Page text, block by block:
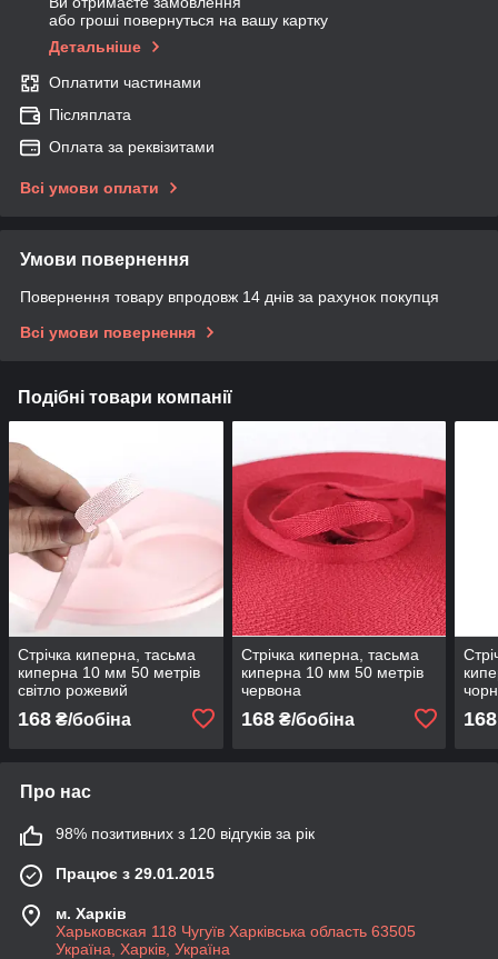
або гроші повернуться на вашу картку
Детальніше
Оплатити частинами
Післяплата
Оплата за реквізитами
Всі умови оплати
Умови повернення
Повернення товару впродовж 14 днів за рахунок покупця
Всі умови повернення
Подібні товари компанії
Стрічка киперна, тасьма
киперна 10 мм 50 метрів
світло рожевий
168 ₴/бобіна
Стрічка киперна, тасьма
киперна 10 мм 50 метрів
червона
168₴/бобіна 168
Про нас
98% позитивних з 120 відгуків за рік
Працює з 29.01.2015
м. Харків
Харьковская 118 Чугуїв Харківська область 63505
Україна, Харків, Україна